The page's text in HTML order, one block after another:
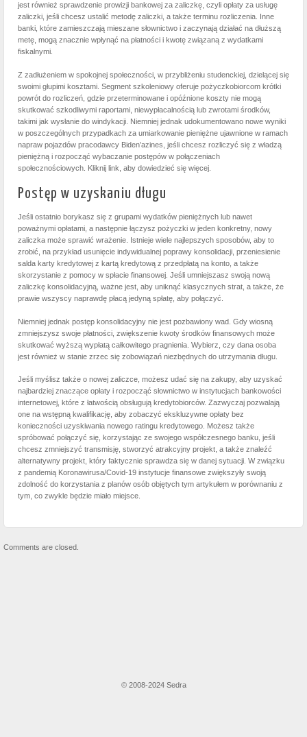
jest również sprawdzenie prowizji bankowej za zaliczkę, czyli opłaty za usługę
zaliczki, jeśli chcesz ustalić metodę zaliczki, a także terminu rozliczenia. Inne
banki, które zamieszczają mieszane słownictwo i zaczynają działać na dłuższą
metę, mogą znacznie wpłynąć na płatności i kwotę związaną z wydatkami
fiskalnymi.
Z zadłużeniem w spokojnej społeczności, w przybliżeniu studenckiej, dzielącej się
swoimi głupimi kosztami. Segment szkoleniowy oferuje pożyczkobiorcom krótki
powrót do rozliczeń, gdzie przeterminowane i opóźnione koszty nie mogą
skutkować szkodliwymi raportami, niewypłacalnością lub zwrotami środków,
takimi jak wysłanie do windykacji. Niemniej jednak udokumentowano nowe wyniki
w poszczególnych przypadkach za umiarkowanie pieniężne ujawnione w ramach
napraw pojazdów pracodawcy Biden’azines, jeśli chcesz rozliczyć się z władzą
pieniężną i rozpocząć wybaczanie postępów w połączeniach
społecznościowych. Kliknij link, aby dowiedzieć się więcej.
Postęp w uzyskaniu długu
Jeśli ostatnio borykasz się z grupami wydatków pieniężnych lub nawet
poważnymi opłatami, a następnie łączysz pożyczki w jeden konkretny, nowy
zaliczka może sprawić wrażenie. Istnieje wiele najlepszych sposobów, aby to
zrobić, na przykład usunięcie indywidualnej poprawy konsolidacji, przeniesienie
salda karty kredytowej z kartą kredytową z przedpłatą na konto, a także
skorzystanie z pomocy w spłacie finansowej. Jeśli umniejszasz swoją nową
zaliczkę konsolidacyjną, ważne jest, aby uniknąć klasycznych strat, a także, że
prawie wszyscy naprawdę płacą jedyną spłatę, aby połączyć.
Niemniej jednak postęp konsolidacyjny nie jest pozbawiony wad. Gdy wiosną
zmniejszysz swoje płatności, zwiększenie kwoty środków finansowych może
skutkować wyższą wypłatą całkowitego pragnienia. Wybierz, czy dana osoba
jest również w stanie zrzec się zobowiązań niezbędnych do utrzymania długu.
Jeśli myślisz także o nowej zaliczce, możesz udać się na zakupy, aby uzyskać
najbardziej znaczące opłaty i rozpocząć słownictwo w instytucjach bankowości
internetowej, które z łatwością obsługują kredytobiorców. Zazwyczaj pozwalają
one na wstępną kwalifikację, aby zobaczyć ekskluzywne opłaty bez
konieczności uzyskiwania nowego ratingu kredytowego. Możesz także
spróbować połączyć się, korzystając ze swojego współczesnego banku, jeśli
chcesz zmniejszyć transmisję, stworzyć atrakcyjny projekt, a także znaleźć
alternatywny projekt, który faktycznie sprawdza się w danej sytuacji. W związku
z pandemią Koronawirusa/Covid-19 instytucje finansowe zwiększyły swoją
zdolność do korzystania z planów osób objętych tym artykułem w porównaniu z
tym, co zwykle będzie miało miejsce.
Comments are closed.
© 2008-2024 Sedra